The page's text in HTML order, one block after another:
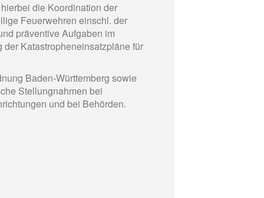
die Koordination der
Feuerwehren einschl. der
präventive Aufgaben im
Katastropheneinsatzpläne für
Baden-Württemberg sowie
Stellungnahmen bei
und bei Behörden.